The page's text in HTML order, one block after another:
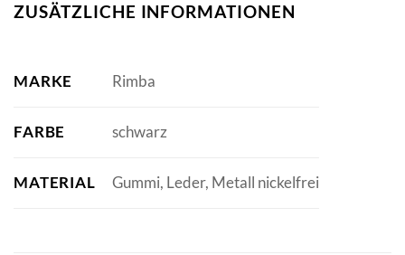
ZUSÄTZLICHE INFORMATIONEN
MARKE Rimba
FARBE schwarz
MATERIAL Gummi, Leder, Metall nickelfrei